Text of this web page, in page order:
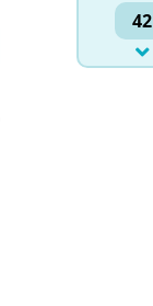
42